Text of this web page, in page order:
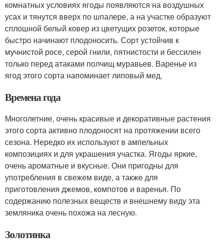
комнатных условиях ягоды появляются на воздушных
усах и тянутся вверх по шпалере, а на участке образуют
сплошной белый ковер из цветущих розеток, которые
быстро начинают плодоносить. Сорт устойчив к
мучнистой росе, серой гнили, пятнистости и бессилен
только перед атаками полчищ муравьев. Варенье из
ягод этого сорта напоминает липовый мед.
Времена года
Многолетние, очень красивые и декоративные растения
этого сорта активно плодоносят на протяжении всего
сезона. Нередко их используют в ампельных
композициях и для украшения участка. Ягоды яркие,
очень ароматные и вкусные. Они пригодны для
употребления в свежем виде, а также для
приготовления джемов, компотов и варенья. По
содержанию полезных веществ и внешнему виду эта
земляника очень похожа на лесную.
Золотинка